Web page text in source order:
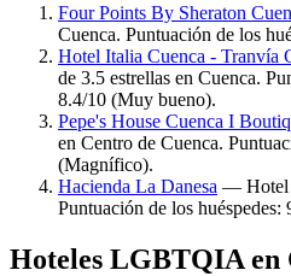
Four Points By Sheraton
Cuenca. Puntuación de los
Hotel Italia Cuenca - Tranvía
de 3.5 estrellas en Cuenca.
8.4/10 (Muy bueno).
Pepe's House Cuenca I
en Centro de Cuenca.
(Magnífico).
Hacienda La Danesa — Hotel
Puntuación de los
Hoteles LGBTQIA en